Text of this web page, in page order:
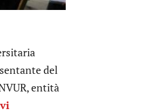
del
entità